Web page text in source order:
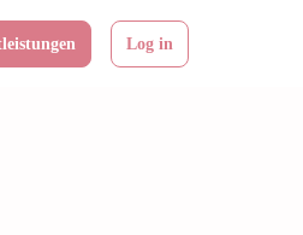
Log in